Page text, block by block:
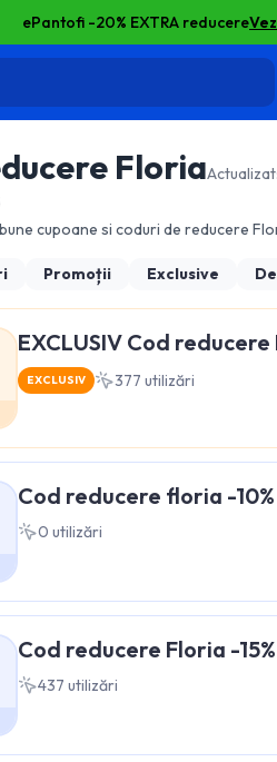
ePantofi -20% EXTRA reducere
Floria
cupoane si coduri de reducere
Promoții Exclusive
EXCLUSIV Cod
EXCLUSIV 377 utilizări
Cod reducere floria -
0 utilizări
Cod reducere Floria -
437 utilizări